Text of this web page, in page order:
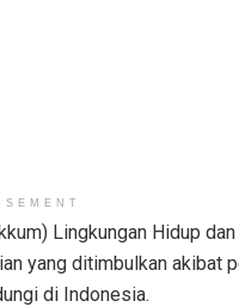
Lingkungan Hidup
yang ditimbulkan akibat
di Indonesia.